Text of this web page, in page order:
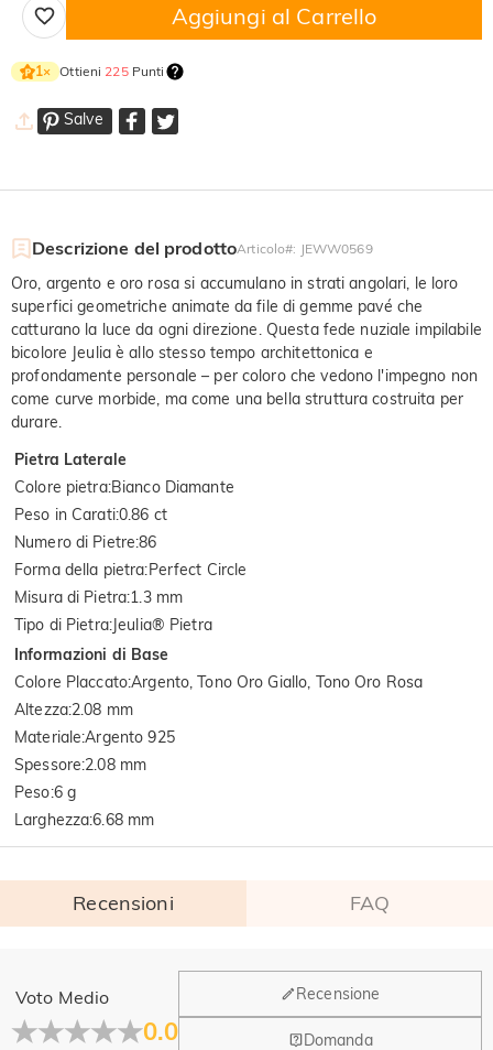
Aggiungi al Carrello
1× Ottieni 225Punti
Salve
Descrizione del prodottoArticolo#: JEWW0569
Oro, argento e oro rosa si accumulano in strati angolari, le loro
superfici geometriche animate da file di gemme pavé che
catturano la luce da ogni direzione. Questa fede nuziale impilabile
bicolore Jeulia è allo stesso tempo architettonica e
profondamente personale – per coloro che vedono l'impegno non
come curve morbide, ma come una bella struttura costruita per
durare.
Pietra Laterale
Colore pietra:Bianco Diamante
Peso in Carati:0.86 ct
Numero di Pietre:86
Forma della pietra:Perfect Circle
Misura di Pietra:1.3 mm
Tipo di Pietra:Jeulia® Pietra
Informazioni di Base
Colore Placcato:Argento, Tono Oro Giallo, Tono Oro Rosa
Altezza:2.08 mm
Materiale:Argento 925
Spessore:2.08 mm
Peso:6 g
Larghezza:6.68 mm
Recensioni FAQ
Voto Medio
0.0
Recensione
Domanda
Generale
Dove si trova la tua azienda?